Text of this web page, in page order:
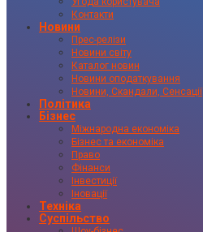
Контакти
Новини
Прес-релізи
Новини світу
Каталог новин
Новини оподаткування
Новини, Скандали, Сенсації
Політика
Бізнес
Міжнародна економіка
Бізнес та економіка
Право
Фінанси
Інвестиції
Іновації
Техніка
Суспільство